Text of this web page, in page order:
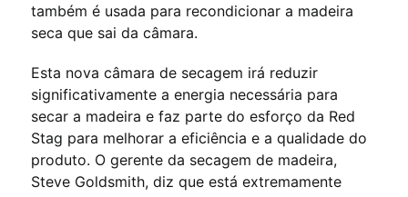
também é usada para recondicionar a madeira
seca que sai da câmara.
Esta nova câmara de secagem irá reduzir
significativamente a energia necessária para
secar a madeira e faz parte do esforço da Red
Stag para melhorar a eficiência e a qualidade do
produto. O gerente da secagem de madeira,
Steve Goldsmith, diz que está extremamente